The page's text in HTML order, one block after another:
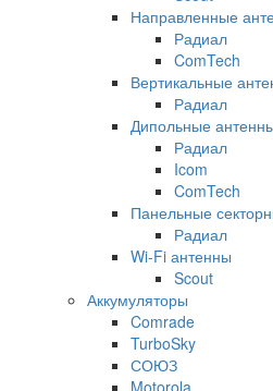
Направленные
Радиал
ComTech
Вертикальные
Радиал
Дипольные
Радиал
Icom
ComTech
Панельные
Радиал
Wi-Fi антенны
Scout
Аккумуляторы
Comrade
TurboSky
СОЮЗ
Motorola